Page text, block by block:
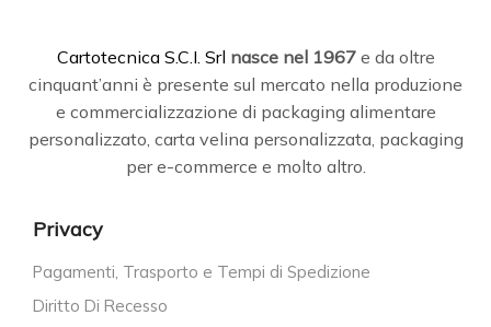
Cartotecnica S.C.I. Srl nasce nel 1967e da oltre
cinquant’anni è presente sul mercato nella produzione
e commercializzazione di packaging alimentare
personalizzato, carta velina personalizzata, packaging
per e-commerce e molto altro.
Privacy
Pagamenti, Trasporto e Tempi di Spedizione
Diritto Di Recesso